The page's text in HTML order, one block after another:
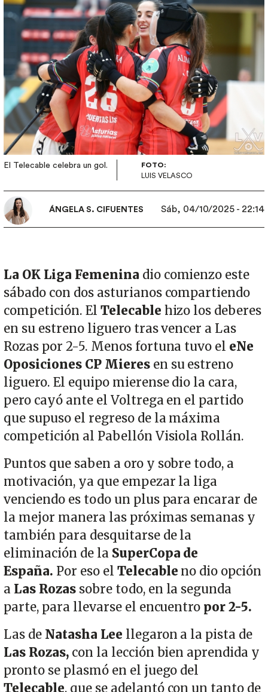
El Telecable celebra un gol.
FOTO:
LUIS VELASCO
ÁNGELA S. CIFUENTES Sáb, 04/10/2025 - 22:14
La OK Liga Femenina dio comienzo este
sábado con dos asturianos compartiendo
competición. El Telecable hizo los deberes
en su estreno liguero tras vencer a Las
Rozas por 2-5. Menos fortuna tuvo el eNe
Oposiciones CP Mieres en su estreno
liguero. El equipo mierense dio la cara,
pero cayó ante el Voltrega en el partido
que supuso el regreso de la máxima
competición al Pabellón Visiola Rollán.
Puntos que saben a oro y sobre todo, a
motivación, ya que empezar la liga
venciendo es todo un plus para encarar de
la mejor manera las próximas semanas y
también para desquitarse de la
eliminación de la SuperCopa de
España. Por eso el Telecable no dio opción
a Las Rozassobre todo, en la segunda
parte, para llevarse el encuentro por 2-5.
Las de Natasha Lee llegaron a la pista de
Las Rozas, con la lección bien aprendida y
pronto se plasmó en el juego del
Telecable, que se adelantó con un tanto de